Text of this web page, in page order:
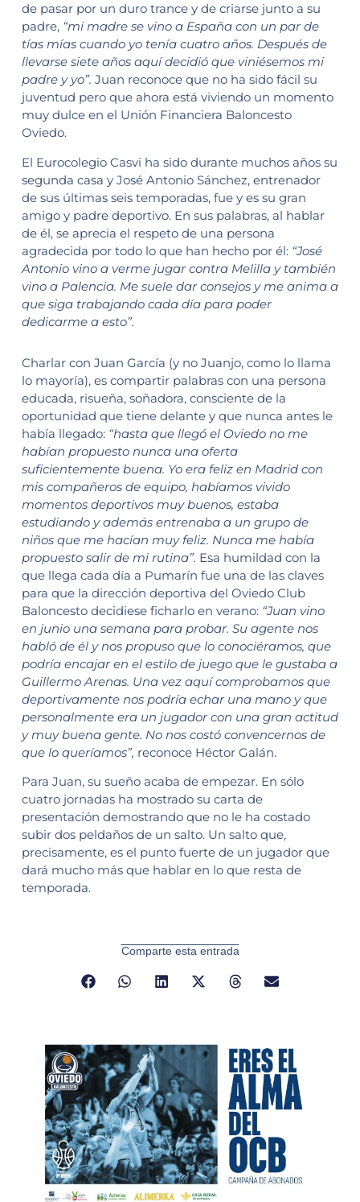
de pasar por un duro trance y de criarse junto a su
padre, “mi madre se vino a España con un par de
tías mías cuando yo tenía cuatro años. Después de
llevarse siete años aquí decidió que viniésemos mi
padre y yo”. Juan reconoce que no ha sido fácil su
juventud pero que ahora está viviendo un momento
muy dulce en el Unión Financiera Baloncesto
Oviedo.
El Eurocolegio Casvi ha sido durante muchos años su
segunda casa y José Antonio Sánchez, entrenador
de sus últimas seis temporadas, fue y es su gran
amigo y padre deportivo. En sus palabras, al hablar
de él, se aprecia el respeto de una persona
agradecida por todo lo que han hecho por él: “José
Antonio vino a verme jugar contra Melilla y también
vino a Palencia. Me suele dar consejos y me anima a
que siga trabajando cada día para poder
dedicarme a esto”.
Charlar con Juan García (y no Juanjo, como lo llama
lo mayoría), es compartir palabras con una persona
educada, risueña, soñadora, consciente de la
oportunidad que tiene delante y que nunca antes le
había llegado: “hasta que llegó el Oviedo no me
habían propuesto nunca una oferta
suficientemente buena. Yo era feliz en Madrid con
mis compañeros de equipo, habíamos vivido
momentos deportivos muy buenos, estaba
estudiando y además entrenaba a un grupo de
niños que me hacían muy feliz. Nunca me había
propuesto salir de mi rutina”. Esa humildad con la
que llega cada día a Pumarín fue una de las claves
para que la dirección deportiva del Oviedo Club
Baloncesto decidiese ficharlo en verano: “Juan vino
en junio una semana para probar. Su agente nos
habló de él y nos propuso que lo conociéramos, que
podría encajar en el estilo de juego que le gustaba a
Guillermo Arenas. Una vez aquí comprobamos que
deportivamente nos podría echar una mano y que
personalmente era un jugador con una gran actitud
y muy buena gente. No nos costó convencernos de
que lo queríamos”, reconoce Héctor Galán.
Para Juan, su sueño acaba de empezar. En sólo
cuatro jornadas ha mostrado su carta de
presentación demostrando que no le ha costado
subir dos peldaños de un salto. Un salto que,
precisamente, es el punto fuerte de un jugador que
dará mucho más que hablar en lo que resta de
temporada.
Comparte esta entrada